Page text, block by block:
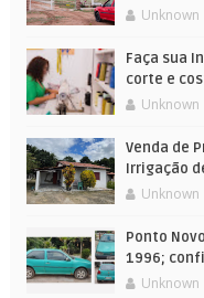
Unknown
Faça sua
corte e
Unknown
Venda de
Irrigação
Unknown
Ponto
1996;
Unknown